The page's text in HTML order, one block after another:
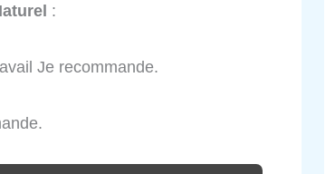
:
Je recommande.